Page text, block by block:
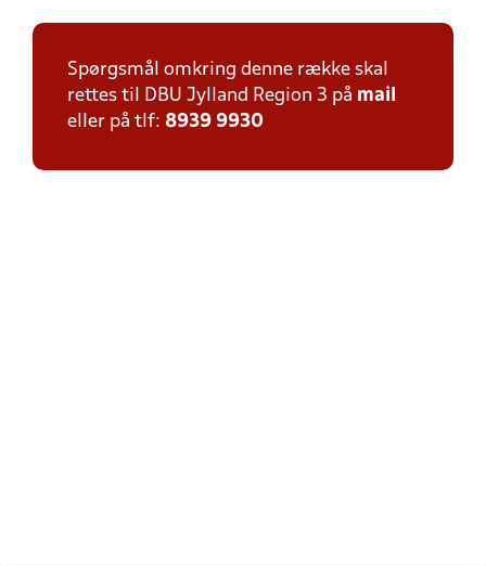
Spørgsmål omkring denne række skal
rettes til DBU Jylland Region 3 på mail
eller på tlf: 8939 9930